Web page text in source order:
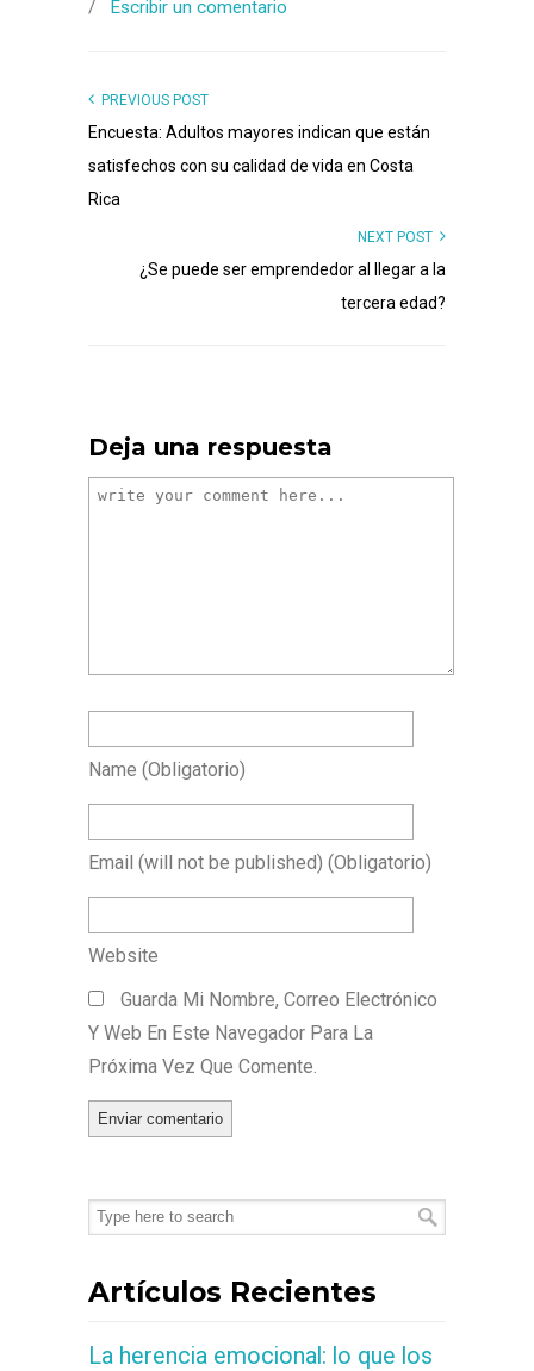
/ Escribir un comentario
PREVIOUS POST
Encuesta: Adultos mayores indican que están
satisfechos con su calidad de vida en Costa
Rica
NEXT POST
¿Se puede ser emprendedor al llegar a la
tercera edad?
Deja una respuesta
Name (obligatorio)
Email (will not be published) (obligatorio)
Website
Guarda Mi Nombre, Correo Electrónico
Y Web En Este Navegador Para La
Próxima Vez Que Comente.
Artículos Recientes
La herencia emocional: lo que los